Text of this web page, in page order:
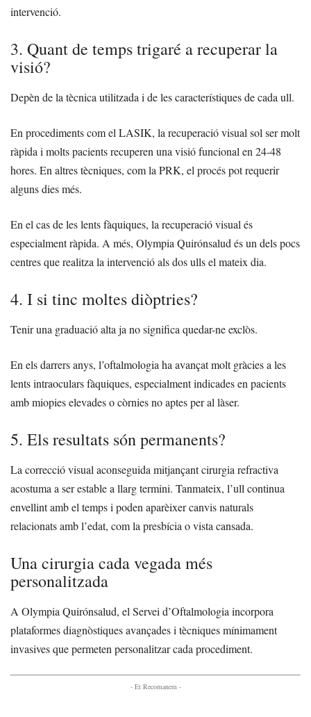
intervenció.
3. Quant de temps trigaré a recuperar la
visió?
Depèn de la tècnica utilitzada i de les característiques de cada ull.
En procediments com el LASIK, la recuperació visual sol ser molt
ràpida i molts pacients recuperen una visió funcional en 24-48
hores. En altres tècniques, com la PRK, el procés pot requerir
alguns dies més.
En el cas de les lents fàquiques, la recuperació visual és
especialment ràpida. A més, Olympia Quirónsalud és un dels pocs
centres que realitza la intervenció als dos ulls el mateix dia.
4. I si tinc moltes diòptries?
Tenir una graduació alta ja no significa quedar-ne exclòs.
En els darrers anys, l’oftalmologia ha avançat molt gràcies a les
lents intraoculars fàquiques, especialment indicades en pacients
amb miopies elevades o còrnies no aptes per al làser.
5. Els resultats són permanents?
La correcció visual aconseguida mitjançant cirurgia refractiva
acostuma a ser estable a llarg termini. Tanmateix, l’ull continua
envellint amb el temps i poden aparèixer canvis naturals
relacionats amb l’edat, com la presbícia o vista cansada.
Una cirurgia cada vegada més
personalitzada
A Olympia Quirónsalud, el Servei d’Oftalmologia incorpora
plataformes diagnòstiques avançades i tècniques mínimament
invasives que permeten personalitzar cada procediment.
- Et Recomanem -